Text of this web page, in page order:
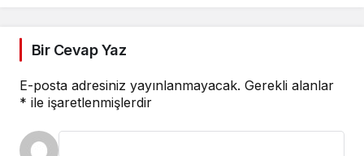
Bir Cevap Yaz
E-posta adresiniz yayınlanmayacak. Gerekli alanlar
* ile işaretlenmişlerdir